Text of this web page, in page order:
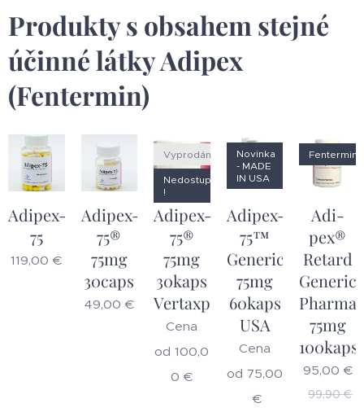
Produkty s obsahem stejné
účinné látky Adipex
(Fentermin)
Adipex-
75
119,00 €
Adipex-
75®
75mg
30caps
49,00 €
Adipex-
75®
75mg
30kaps
Vertaxpharma
Vyprodáno
Nedostupný
!
Cena
od100,0
0 €
Adipex-
75™
Genericum
75mg
60kaps
USA
Novinka
- MADE
IN USA
Cena
od 75,00
€
Adi-
pex®
Retard
Generic
75mg
100kaps
Fentermin
95,00 €
99,90€